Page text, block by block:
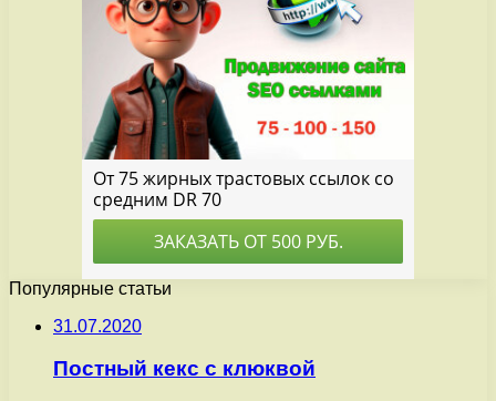
Популярные статьи
31.07.2020
Постный кекс с клюквой